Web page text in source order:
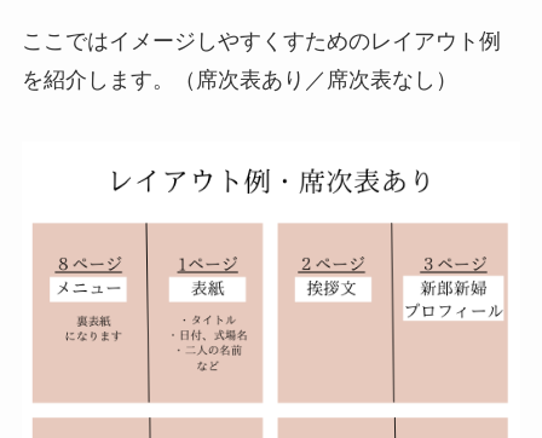
ここではイメージしやすくすためのレイアウト例
を紹介します。（席次表あり／席次表なし）